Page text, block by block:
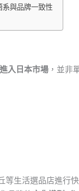
與品牌一致性
入日本市場 ，並非
等生活選品店進行